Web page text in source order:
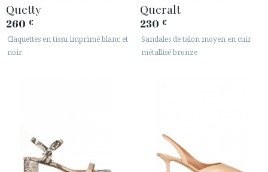
Quetty
260 €
Claquettes en tissu imprimé blanc et
noir
Queralt
230 €
Sandales de talon moyen en cuir
métallisé bronze